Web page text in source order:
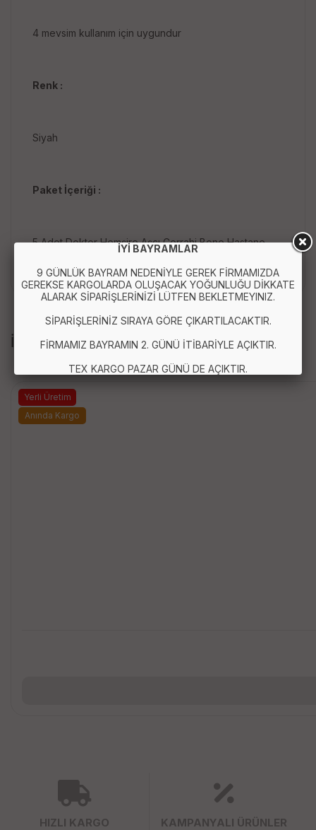
4 mevsim kullanım için uygundur
Renk :
Siyah
Paket İçeriği :
5 Adet Doktor Hemşire Aşçı Cerrahi Bone Hastane
İLGİLİ ÜRÜNLER
Yerli Üretim
Anında Kargo
HIZLI KARGO KAMPANYALI ÜRÜNLER
İYİ BAYRAMLAR
9 GÜNLÜK BAYRAM NEDENİYLE GEREK FİRMAMIZDA
GEREKSE KARGOLARDA OLUŞACAK YOĞUNLUĞU DİKKATE
ALARAK SİPARİŞLERİNİZİ LÜTFEN BEKLETMEYINIZ.
SİPARİŞLERİNİZ SIRAYA GÖRE ÇIKARTILACAKTIR.
FİRMAMIZ BAYRAMIN 2. GÜNÜ İTİBARİYLE AÇIKTIR.
TEX KARGO PAZAR GÜNÜ DE AÇIKTIR.